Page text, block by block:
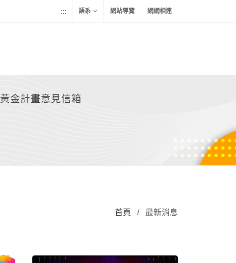
::: 語系 網站導覽 網網相連
黃金計畫意見信箱
首頁 / 最新消息